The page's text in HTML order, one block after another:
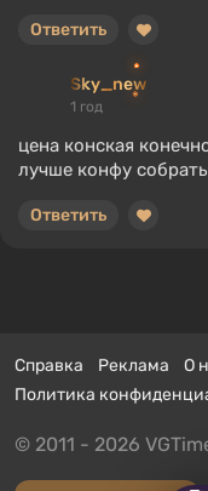
Ответить
Sky_new
1 год
цена конская
лучше конфу собрать
Ответить
Справка Реклама О
Политика
© 2011 - 2026